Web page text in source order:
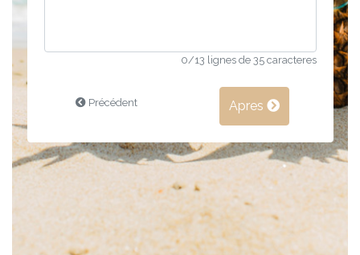
0/13 lignes de 35 caracteres
Précédent Apres